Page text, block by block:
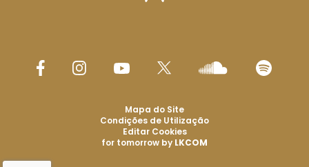
Mapa do Site
Condições de Utilização
Editar Cookies
for tomorrow by LKCOM